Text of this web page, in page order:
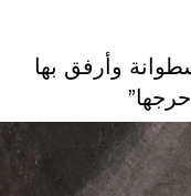
وأرفق بها